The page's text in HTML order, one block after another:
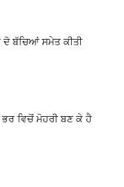
ਦੋ ਬੱਚਿਆਂ ਸਮੇਤ ਕੀਤੀ
ਵਿਚੋਂ ਮੋਹਰੀ ਬਣ ਕੇ ਹੈ